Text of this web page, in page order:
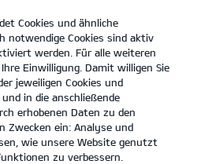
KONTAKT
GEBRAUCHTWAGEN
Cookies und ähnliche
notwendige Cookies sind aktiv
werden. Für alle weiteren
Einwilligung. Damit willigen Sie
jeweiligen Cookies und
in die anschließende
erhobenen Daten zu den
Zwecken ein: Analyse und
wie unsere Website genutzt
zu verbessern.